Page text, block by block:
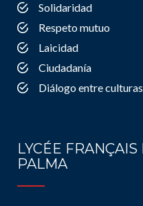
Solidaridad
Respeto mutuo
Laicidad
Ciudadanía
Diálogo entre culturas
LYCÉE
PALMA